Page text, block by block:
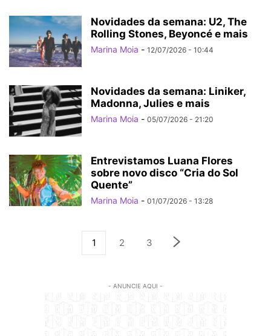
Novidades da semana: U2, The
Rolling Stones, Beyoncé e mais
Marina Moia - 12/07/2026 - 10:44
Novidades da semana: Liniker,
Madonna, Julies e mais
Marina Moia - 05/07/2026 - 21:20
Entrevistamos Luana Flores
sobre novo disco “Cria do Sol
Quente”
Marina Moia - 01/07/2026 - 13:28
1 2 3
- ANUNCIE AQUI -